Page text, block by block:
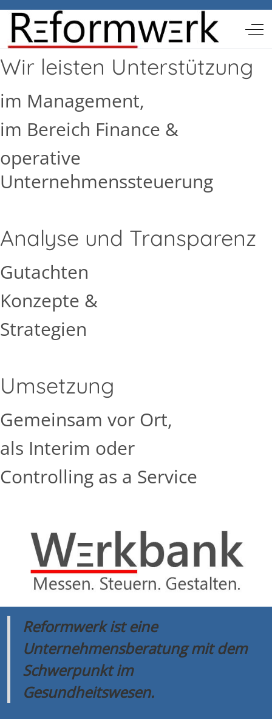
Off-
Wir leisten Unterstützung
im Management,
im Bereich Finance &
operative
Unternehmenssteuerung
Analyse und Transparenz
Gutachten
Konzepte &
Strategien
Umsetzung
Gemeinsam vor Ort,
als Interim oder
Controlling as a Service
Reformwerk ist eine
Unternehmensberatung mit dem
Schwerpunkt im
Gesundheitswesen.